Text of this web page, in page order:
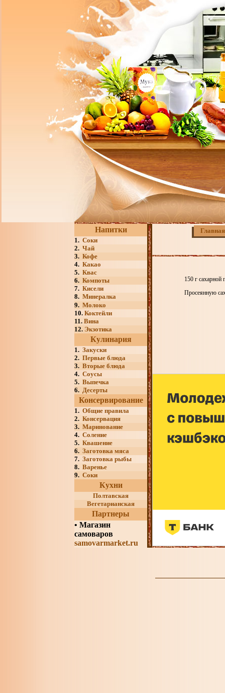
Напитки
1. Соки
2. Чай
3. Кофе
4. Какао
5. Квас
6. Компоты
7. Кисели
8. Минералка
9. Молоко
10. Коктейли
11. Вина
12. Экзотика
Кулинария
1. Закуски
2. Первые блюда
3. Вторые блюда
4. Соусы
5. Выпечка
6. Десерты
Консервирование
1. Общие правила
2. Консервация
3. Маринование
4. Соление
5. Квашение
6. Заготовка мяса
7. Заготовка рыбы
8. Варенье
9. Соки
Кухни
Полтавская
Вегетарианская
Партнеры
• Магазин
самоваров
samovarmarket.ru
Главная
150 г сахарной
Просеянную